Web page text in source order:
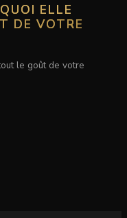
ELLE
DE VOTRE
le goût de votre